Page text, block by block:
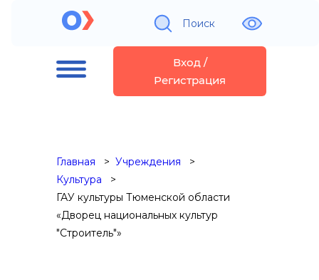
Поиск
Вход /
Регистрация
Главная
Учреждения
Культура
ГАУ культуры Тюменской области
«Дворец национальных культур
"Строитель"»